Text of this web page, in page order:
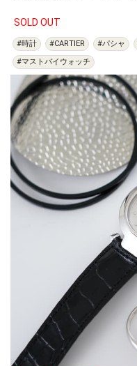
SOLD OUT
#時計 #CARTIER #パシャ
#マストバイウォッチ